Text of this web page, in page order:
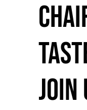
join